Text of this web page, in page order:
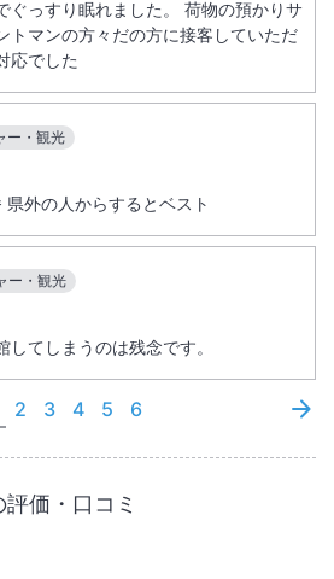
ぐっすり眠れました。 荷物の預かりサ
トマンの方々だの方に接客していただ
応でした
ー・観光
外の人からするとベスト
ー・観光
てしまうのは残念です。
2 3 4 5 6
価・口コミ